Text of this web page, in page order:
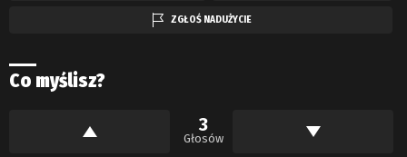
ZGŁOŚ NADUŻYCIE
Co myślisz?
3
Głosów